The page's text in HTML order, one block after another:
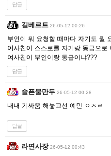
답글
길베르트 26-05-12 00:26
부인이 뭐 요청할 때마다 자기도 뭘
여사친이 스스로를 자기랑 동급으로
여사친이 부인이랑 동급이냐???
답글
슬픈물만두 26-05-12 00:28
내내 기싸움 해놓고선 예민 ㅇㅈㄹ
답글
라면사장 26-05-12 00:43